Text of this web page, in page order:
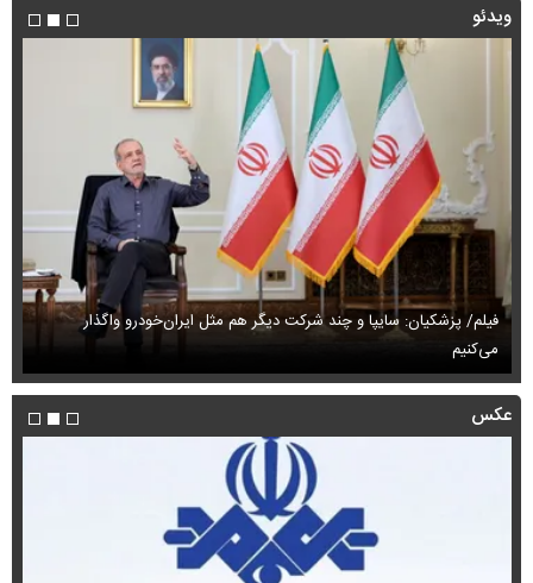
ویدئو
فیلم/ پزشکیان: سایپا و چند شرکت دیگر هم مثل ایران‌خودرو واگذار
می‌کنیم
عکس